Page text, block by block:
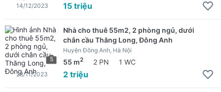
15 triệu
14/12/2023
5
Nhà cho thuê 55m2, 2 phòng ngủ, dưới
chân cầu Thăng Long, Đông Anh
Huyện Đông Anh, Hà Nội
55 m2 2 PN 1 WC
2 triệu
28/11/2023